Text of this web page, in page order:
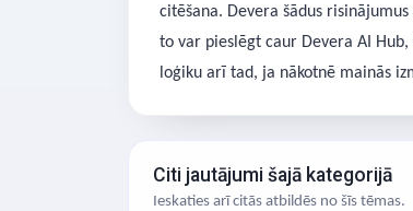
citēšana. Devera šādus
to var pieslēgt caur Devera AI
loģiku arī tad, ja nākotnē mainās
Citi jautājumi šajā kategorijā
Ieskaties arī citās atbildēs no šīs tēmas.